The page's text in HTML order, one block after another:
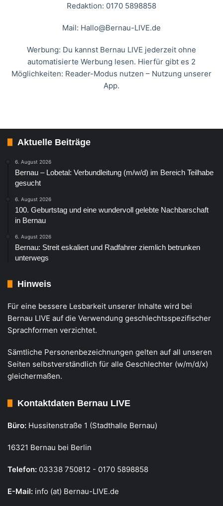
Redaktion: 0170 5898858
Mail: Hallo@Bernau-LIVE.de
Werbung: Du kannst Bernau LIVE jederzeit ohne
automatisierte Werbung lesen. Hierfür gibt es 2
Möglichkeiten: Reader-Modus nutzen – Nutzung unserer
App.
Aktuelle Beiträge
6. August 2026
Bernau – Lobetal: Verbundleitung (m/w/d) im Bereich Teilhabe
gesucht
6. August 2026
100. Geburtstag und eine wundervoll gelebte Nachbarschaft
in Bernau
6. August 2026
Bernau: Streit eskaliert und Radfahrer ziemlich betrunken
unterwegs
Hinweis
Für eine bessere Lesbarkeit unserer Inhalte wird bei
Bernau LIVE auf die Verwendung geschlechtsspezifischer
Sprachformen verzichtet.
Sämtliche Personenbezeichnungen gelten auf all unseren
Seiten selbstverständlich für alle Geschlechter (w/m/d/x)
gleichermaßen.
Kontaktdaten Bernau LIVE
Büro: Hussitenstraße 1 (Stadthalle Bernau)
16321 Bernau bei Berlin
Telefon: 03338 750812 - 0170 5898858
E-Mail: info (at) Bernau-LIVE.de